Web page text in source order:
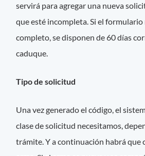
servirá para agregar una nueva
que esté incompleta. Si el formulario
completo, se disponen de 60 días
caduque.
Tipo de solicitud
Una vez generado el código, el
clase de solicitud necesitamos,
trámite. Y a continuación habrá que